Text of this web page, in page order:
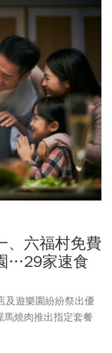
、六福村免費
…29家速食
及遊樂園紛紛祭出優
燒肉推出指定套餐
至於連鎖餐飲集